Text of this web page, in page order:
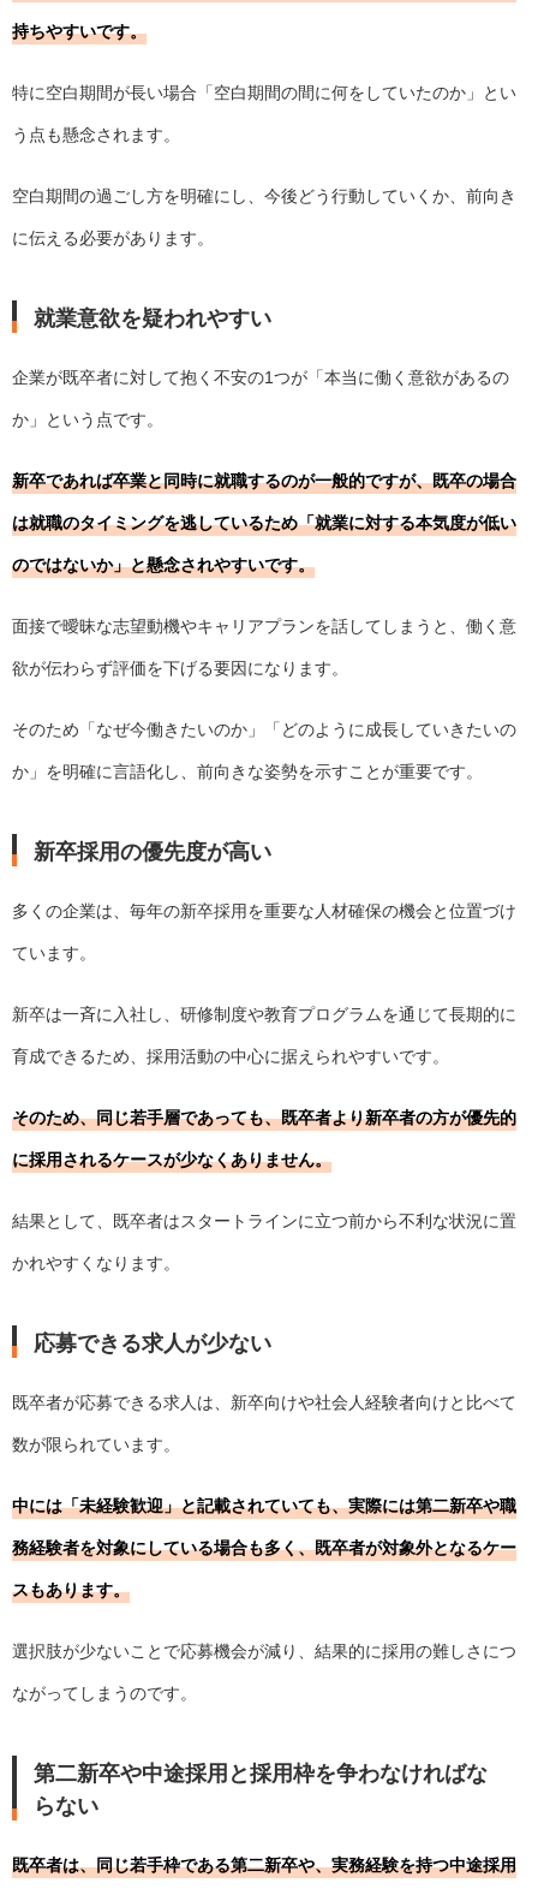
持ちやすいです。
特に空白期間が長い場合「空白期間の間に何をしていたのか」とい
う点も懸念されます。
空白期間の過ごし方を明確にし、今後どう行動していくか、前向き
に伝える必要があります。
就業意欲を疑われやすい
企業が既卒者に対して抱く不安の1つが「本当に働く意欲があるの
か」という点です。
新卒であれば卒業と同時に就職するのが一般的ですが、既卒の場合
は就職のタイミングを逃しているため「就業に対する本気度が低い
のではないか」と懸念されやすいです。
面接で曖昧な志望動機やキャリアプランを話してしまうと、働く意
欲が伝わらず評価を下げる要因になります。
そのため「なぜ今働きたいのか」「どのように成長していきたいの
か」を明確に言語化し、前向きな姿勢を示すことが重要です。
新卒採用の優先度が高い
多くの企業は、毎年の新卒採用を重要な人材確保の機会と位置づけ
ています。
新卒は一斉に入社し、研修制度や教育プログラムを通じて長期的に
育成できるため、採用活動の中心に据えられやすいです。
そのため、同じ若手層であっても、既卒者より新卒者の方が優先的
に採用されるケースが少なくありません。
結果として、既卒者はスタートラインに立つ前から不利な状況に置
かれやすくなります。
応募できる求人が少ない
既卒者が応募できる求人は、新卒向けや社会人経験者向けと比べて
数が限られています。
中には「未経験歓迎」と記載されていても、実際には第二新卒や職
務経験者を対象にしている場合も多く、既卒者が対象外となるケー
スもあります。
選択肢が少ないことで応募機会が減り、結果的に採用の難しさにつ
ながってしまうのです。
第二新卒や中途採用と採用枠を争わなければな
らない
既卒者は、同じ若手枠である第二新卒や、実務経験を持つ中途採用